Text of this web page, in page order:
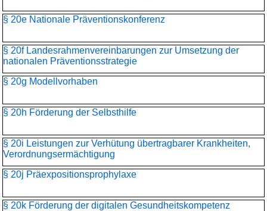
§ 20e Nationale Präventionskonferenz
§ 20f Landesrahmenvereinbarungen zur Umsetzung der
nationalen Präventionsstrategie
§ 20g Modellvorhaben
§ 20h Förderung der Selbsthilfe
§ 20i Leistungen zur Verhütung übertragbarer Krankheiten,
Verordnungsermächtigung
§ 20j Präexpositionsprophylaxe
§ 20k Förderung der digitalen Gesundheitskompetenz